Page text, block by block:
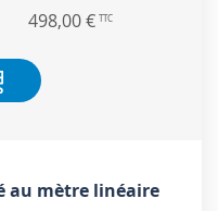
498,00 €
au mètre linéaire